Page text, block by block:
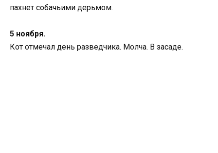
пахнет собачьими дерьмом.
5 ноября.
Кот отмечал день разведчика. Молча. В засаде.